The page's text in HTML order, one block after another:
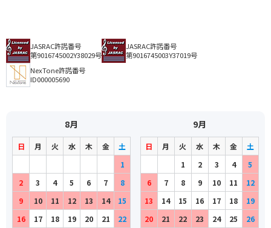
JASRAC許諾番号
第9016745002Y38029号
JASRAC許諾番号
第9016745003Y37019号
NexTone許諾番号
ID000005690
8月
日 月 火 水 木 金
土
1
2
3 4 5 6 7
8
9
10 11 12 13 14
15
16
17 18 19 20 21 22
9月
日 月 火 水 木 金
土
1
2 3 4
5
6
7 8 9 10 11
12
13
14 15 16 17 18
19
20
21 22 23 24 25 26